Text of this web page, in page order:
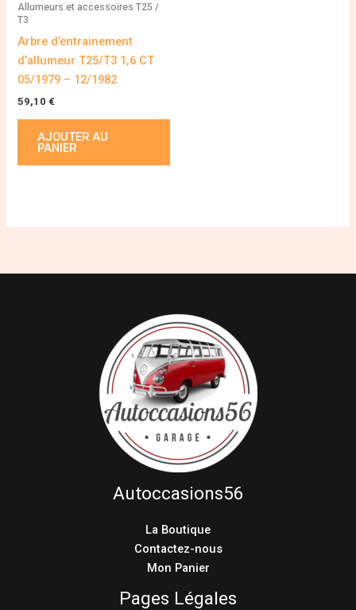
Allumeurs et accessoires T25 /
T3
Arbre d’entrainement
d’allumeur T25/T3 1,6 CT
05/1979 – 12/1982
59,10 €
AJOUTER AU
PANIER
Autoccasions56
La Boutique
Contactez-nous
Mon Panier
Pages Légales